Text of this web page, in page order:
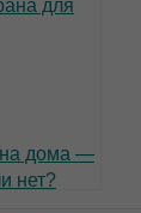
дома —
нет?